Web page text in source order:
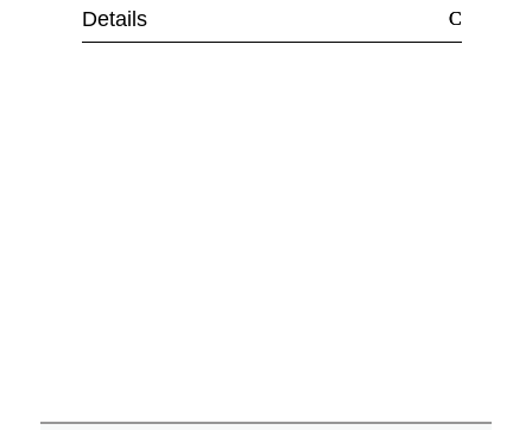
Details